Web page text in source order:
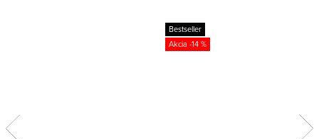
Bestseller
-14 %